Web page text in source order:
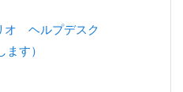
オ ヘルプデスク
す）